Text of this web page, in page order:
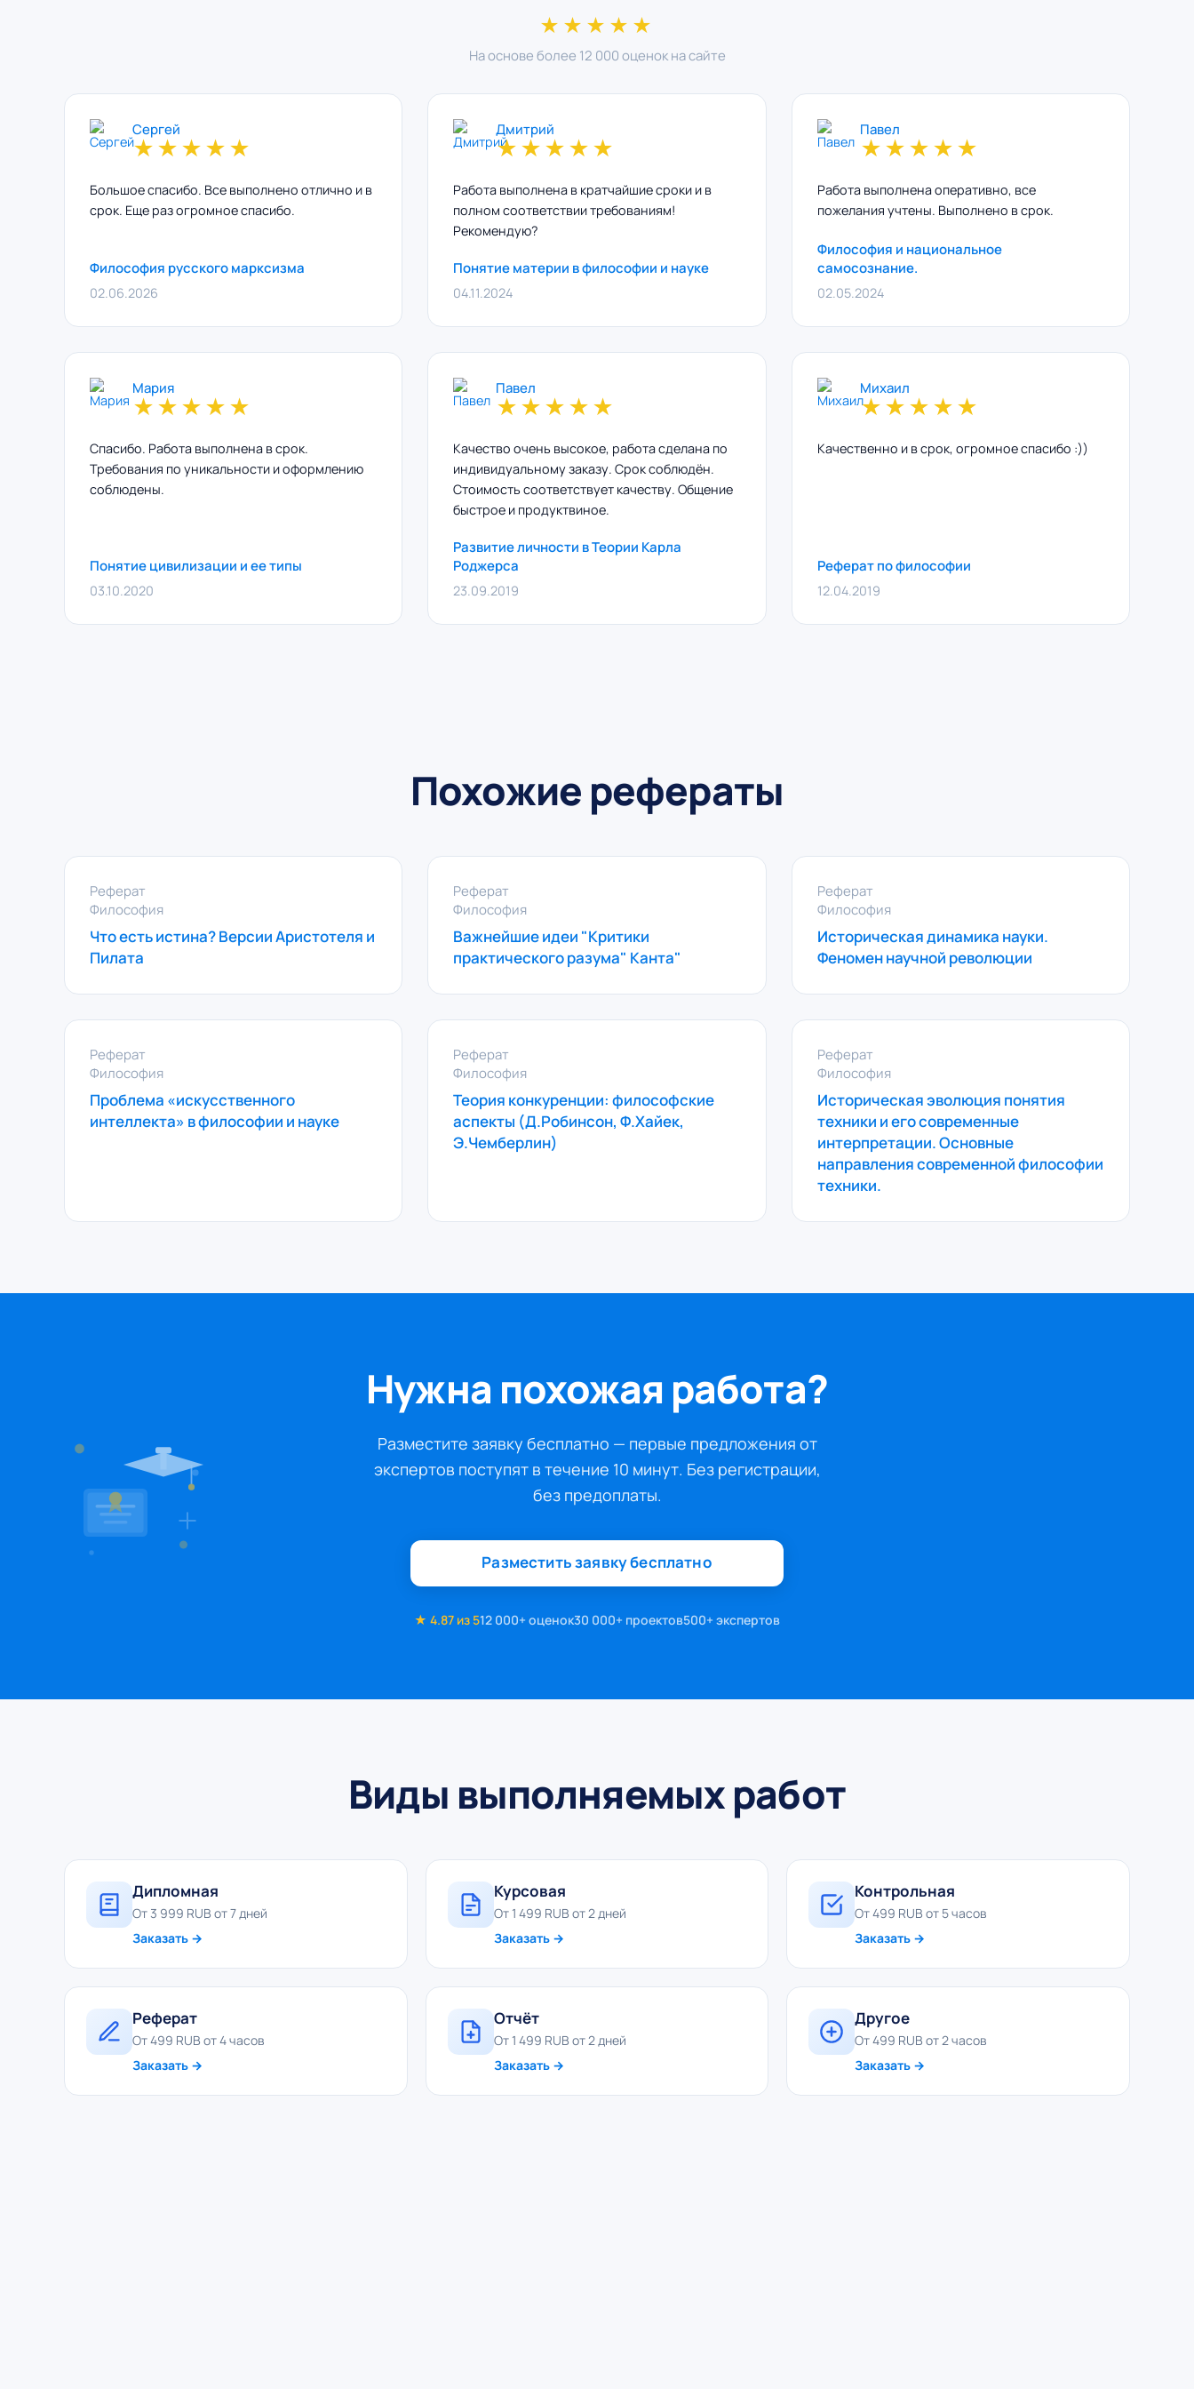
★★★★★
На основе более 12 000 оценок на сайте
Сергей
★★★★★
Большое спасибо. Все выполнено отлично и в
срок. Еще раз огромное спасибо.
Философия русского марксизма
02.06.2026
Дмитрий
★★★★★
Работа выполнена в кратчайшие сроки и в
полном соответствии требованиям!
Рекомендую?
Понятие материи в философии и науке
04.11.2024
Павел
★★★★★
Работа выполнена оперативно, все
пожелания учтены. Выполнено в срок.
Философия и национальное
самосознание.
02.05.2024
Мария
★★★★★
Спасибо. Работа выполнена в срок.
Требования по уникальности и оформлению
соблюдены.
Понятие цивилизации и ее типы
03.10.2020
Павел
★★★★★
Качество очень высокое, работа сделана по
индивидуальному заказу. Срок соблюдён.
Стоимость соответствует качеству. Общение
быстрое и продуктвиное.
Развитие личности в Теории Карла
Роджерса
23.09.2019
Михаил
★★★★★
Качественно и в срок, огромное спасибо :))
Реферат по философии
12.04.2019
Похожие рефераты
Реферат
Философия
Что есть истина? Версии Аристотеля и
Пилата
Реферат
Философия
Важнейшие идеи "Критики
практического разума" Канта"
Реферат
Философия
Историческая динамика науки.
Феномен научной революции
Реферат
Философия
Проблема «искусственного
интеллекта» в философии и науке
Реферат
Философия
Теория конкуренции: философские
аспекты (Д.Робинсон, Ф.Хайек,
Э.Чемберлин)
Реферат
Философия
Историческая эволюция понятия
техники и его современные
интерпретации. Основные
направления современной философии
техники.
Нужна похожая работа?
Разместите заявку бесплатно — первые предложения от
экспертов поступят в течение 10 минут. Без регистрации,
без предоплаты.
Разместить заявку бесплатно
★ 4.87 из 512 000+ оценок30 000+ проектов500+ экспертов
Виды выполняемых работ
Дипломная
От 3 999 RUB от 7 дней
Заказать →
Курсовая
От 1 499 RUB от 2 дней
Заказать →
Контрольная
От 499 RUB от 5 часов
Заказать →
Реферат
От 499 RUB от 4 часов
Заказать →
Отчёт
От 1 499 RUB от 2 дней
Заказать →
Другое
От 499 RUB от 2 часов
Заказать →